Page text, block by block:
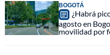
BOGOTÁ
¿Habrá
agosto en
movilidad por